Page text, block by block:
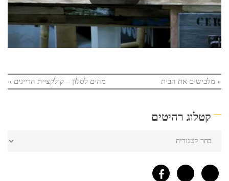
« מלבישים את הבית מהים לסלון – קולקציית הדייגים »
קטלוג רהיטים